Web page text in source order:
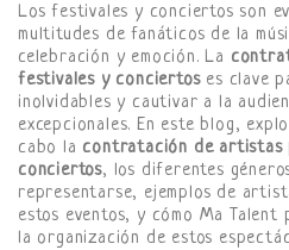
Los festivales y conciertos son
multitudes de fanáticos de la
celebración y emoción. La
festivales y conciertoses clave
inolvidables y cautivar a la
excepcionales. En este blog,
cabo la contratación de artistas
conciertos, los diferentes
representarse, ejemplos de
estos eventos, y cómo Ma
la organización de estos